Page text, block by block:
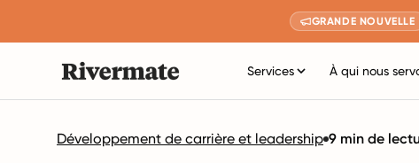
GRANDE NOUVELLE
Services À qui nous
Développement de carrière et leadership 9 min de